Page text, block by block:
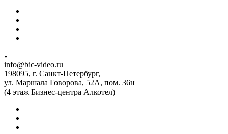
info@bic-video.ru
198095, г. Санкт-Петербург,
ул. Маршала Говорова, 52А, пом. 36н
(4 этаж Бизнес-центра Алкотел)